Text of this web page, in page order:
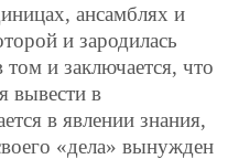
ансамблях и
и зародилась
и заключается, что
вывести в
в явлении знания,
«дела» вынужден